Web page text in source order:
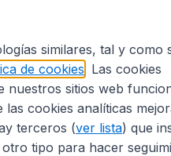
similares, tal y como
de cookies . Las cookies
nuestros sitios web
las cookies analíticas
terceros (ver lista) que
tipo para hacer